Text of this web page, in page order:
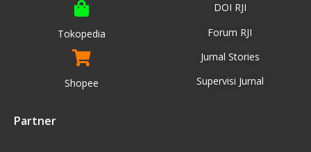
Tokopedia
Shopee
DOI RJI
Forum RJI
Jurnal Stories
Supervisi Jurnal
Partner